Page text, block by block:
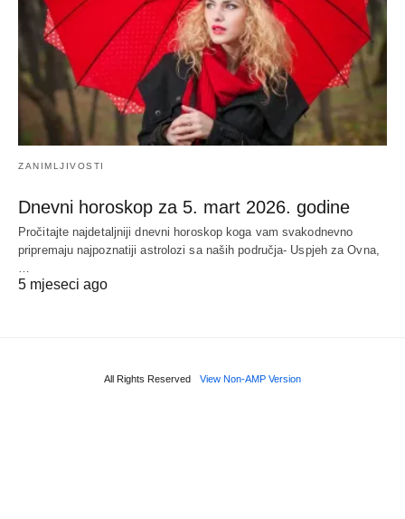
ZANIMLJIVOSTI
Dnevni horoskop za 5. mart 2026. godine
Pročitajte najdetaljniji dnevni horoskop koga vam svakodnevno
pripremaju najpoznatiji astrolozi sa naših područja- Uspjeh za Ovna,
5 mjeseci ago
All Rights Reserved View Non-AMP Version